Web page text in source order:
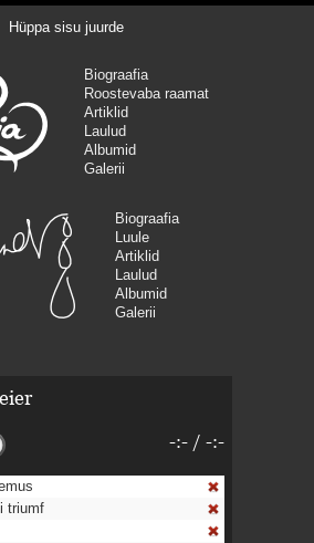
Hüppa sisu juurde
Biograafia
Roostevaba raamat
Artiklid
Laulud
Albumid
Galerii
Biograafia
Luule
Artiklid
Laulud
Albumid
Galerii
-:- / -:-
triumf